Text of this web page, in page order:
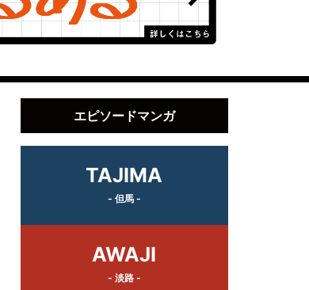
エピソードマンガ
TAJIMA
- 但馬 -
AWAJI
- 淡路 -